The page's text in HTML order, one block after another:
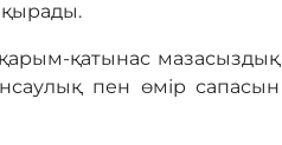
қарым-қатынас мазасыздық
пен өмір сапасын